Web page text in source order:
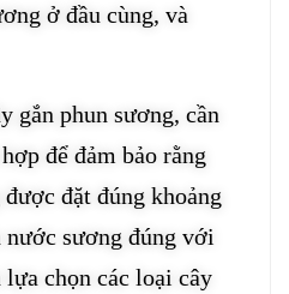
ở đầu cùng, và
gắn phun sương, cần
để đảm bảo rằng
đặt đúng khoảng
nước sương đúng với
chọn các loại cây